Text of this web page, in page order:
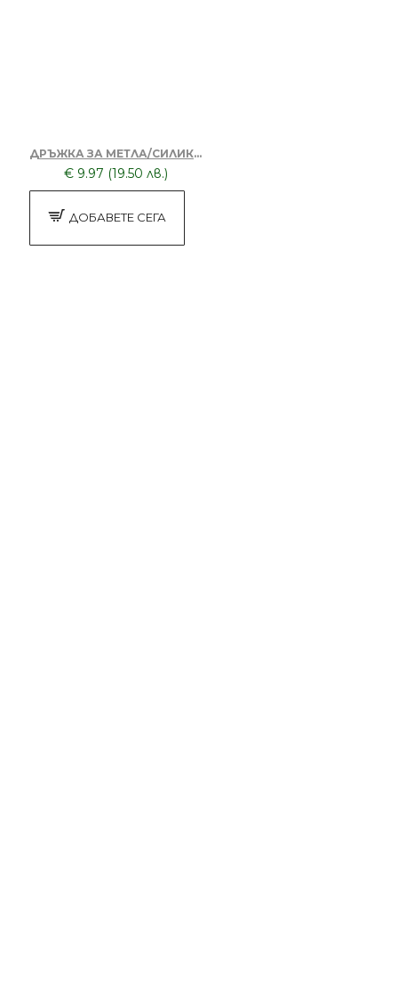
ДРЪЖКА ЗА МЕТЛА/СИЛИКОНОВА С КОНУС РЕЗБА 130 CM
€ 9.97 (19.50 лв.)
ДОБАВЕТЕ СЕГА